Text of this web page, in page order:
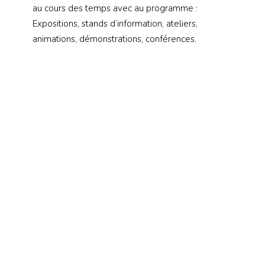
au cours des temps avec au programme :
Expositions, stands d’information, ateliers,
animations, démonstrations, conférences.